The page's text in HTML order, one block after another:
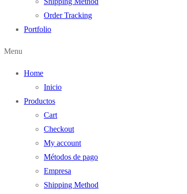
Order Tracking
Portfolio
Menu
Home
Inicio
Productos
Cart
Checkout
My account
Métodos de pago
Empresa
Shipping Method